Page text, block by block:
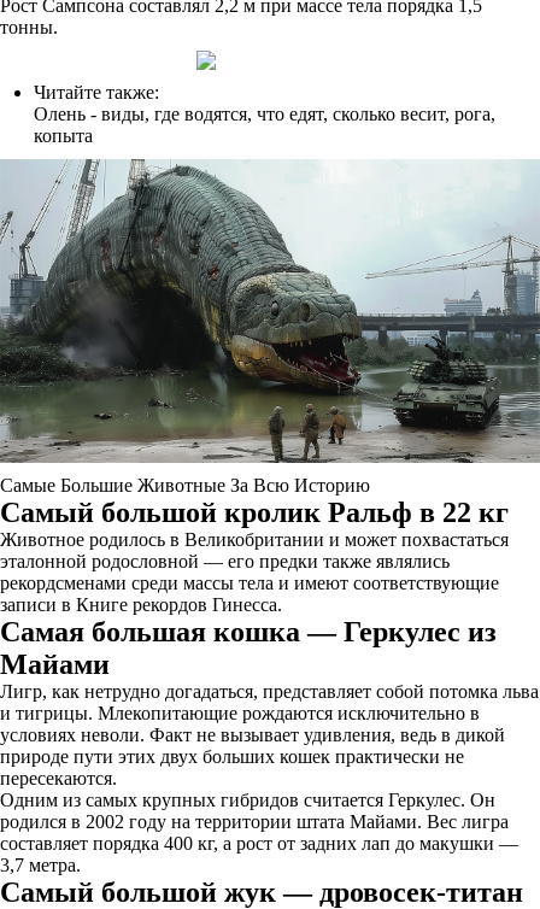
Рост Сампсона составлял 2,2 м при массе тела порядка 1,5
тонны.
Читайте также:
Олень - виды, где водятся, что едят, сколько весит, рога,
копыта
Самые Большие Животные За Всю Историю
Самый большой кролик Ральф в 22 кг
Животное родилось в Великобритании и может похвастаться
эталонной родословной — его предки также являлись
рекордсменами среди массы тела и имеют соответствующие
записи в Книге рекордов Гинесса.
Самая большая кошка — Геркулес из
Майами
Лигр, как нетрудно догадаться, представляет собой потомка льва
и тигрицы. Млекопитающие рождаются исключительно в
условиях неволи. Факт не вызывает удивления, ведь в дикой
природе пути этих двух больших кошек практически не
пересекаются.
Одним из самых крупных гибридов считается Геркулес. Он
родился в 2002 году на территории штата Майами. Вес лигра
составляет порядка 400 кг, а рост от задних лап до макушки —
3,7 метра.
Самый большой жук — дровосек-титан